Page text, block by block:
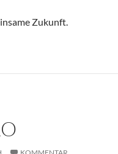
Zukunft.